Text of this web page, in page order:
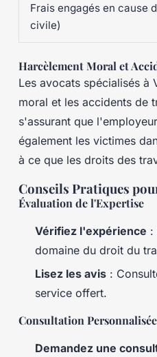
Frais engagés en cause
civile)
Harcèlement Moral et
Les avocats spécialisés à
moral et les accidents de
s'assurant que
également les victimes
à ce que les droits des
Conseils Pratiques
Évaluation de l'Expertise
Vérifiez l'expérience :
domaine du droit du
Lisez les avis :
service offert.
Consultation Personnalisée
Demandez une